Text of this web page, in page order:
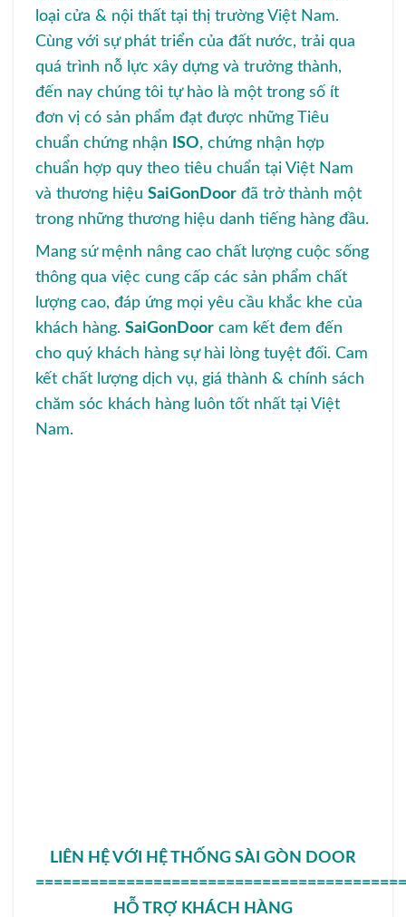
loại cửa & nội thất tại thị trường Việt Nam.
Cùng với sự phát triển của đất nước, trải qua
quá trình nỗ lực xây dựng và trưởng thành,
đến nay chúng tôi tự hào là một trong số ít
đơn vị có sản phẩm đạt được những Tiêu
chuẩn chứng nhận
ISO, chứng nhận hợp
chuẩn hợp quy theo tiêu chuẩn tại Việt Nam
và thương hiệu SaiGonDoor đã trở thành một
trong những thương hiệu danh tiếng hàng đầu.
Mang sứ mệnh nâng cao chất lượng cuộc sống
thông qua việc cung cấp các sản phẩm chất
lượng cao, đáp ứng mọi yêu cầu khắc khe của
khách hàng. SaiGonDoor cam kết đem đến
cho quý khách hàng sự hài lòng tuyệt đối. Cam
kết chất lượng dịch vụ, giá thành & chính sách
chăm sóc khách hàng luôn tốt nhất tại Việt
Nam.
LIÊN HỆ VỚI HỆ THỐNG SÀI GÒN DOOR
HỖ TRỢ KHÁCH HÀNG